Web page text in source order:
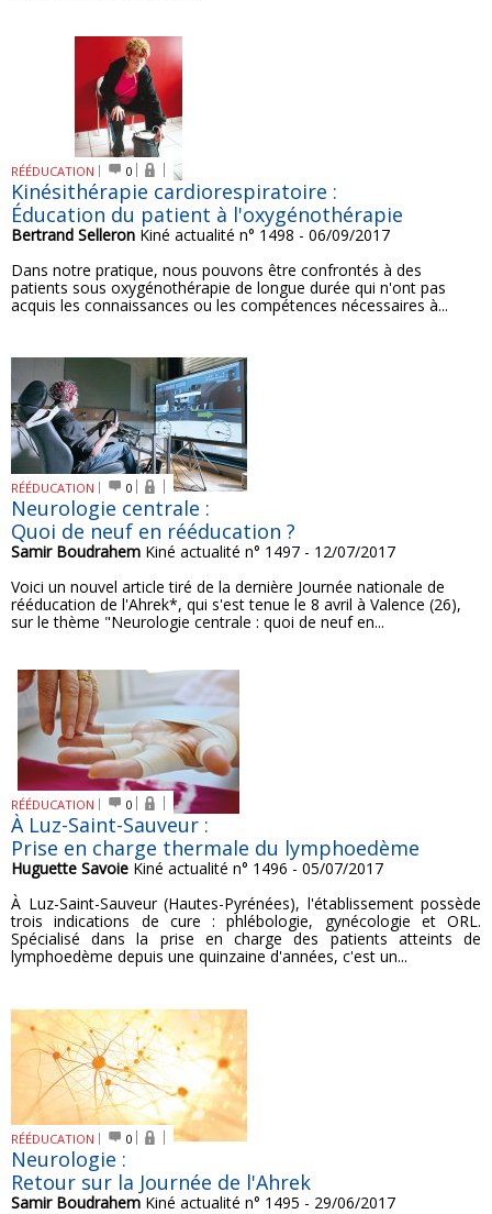
RÉÉDUCATION 0
Kinésithérapie cardiorespiratoire :
Éducation du patient à l'oxygénothérapie
Bertrand Selleron Kiné actualité n° 1498 - 06/09/2017
Dans notre pratique, nous pouvons être confrontés à des
patients sous oxygénothérapie de longue durée qui n'ont pas
acquis les connaissances ou les compétences nécessaires à...
RÉÉDUCATION 0
Neurologie centrale :
Quoi de neuf en rééducation ?
Samir Boudrahem Kiné actualité n° 1497 - 12/07/2017
Voici un nouvel article tiré de la dernière Journée nationale de
rééducation de l'Ahrek*, qui s'est tenue le 8 avril à Valence (26),
sur le thème "Neurologie centrale : quoi de neuf en...
RÉÉDUCATION 0
À Luz-Saint-Sauveur :
Prise en charge thermale du lymphoedème
Huguette Savoie Kiné actualité n° 1496 - 05/07/2017
À Luz-Saint-Sauveur (Hautes-Pyrénées), l'établissement possède
trois indications de cure : phlébologie, gynécologie et ORL.
Spécialisé dans la prise en charge des patients atteints de
lymphoedème depuis une quinzaine d'années, c'est un...
RÉÉDUCATION 0
Neurologie :
Retour sur la Journée de l'Ahrek
Samir Boudrahem Kiné actualité n° 1495 - 29/06/2017